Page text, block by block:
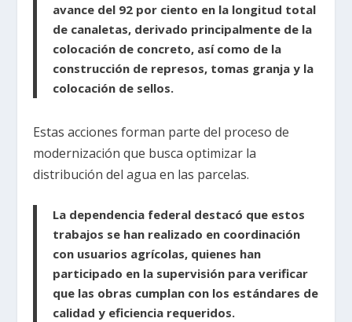
avance del 92 por ciento en la longitud total
de canaletas, derivado principalmente de la
colocación de concreto, así como de la
construcción de represos, tomas granja y la
colocación de sellos.
Estas acciones forman parte del proceso de
modernización que busca optimizar la
distribución del agua en las parcelas.
La dependencia federal destacó que estos
trabajos se han realizado en coordinación
con usuarios agrícolas, quienes han
participado en la supervisión para verificar
que las obras cumplan con los estándares de
calidad y eficiencia requeridos.